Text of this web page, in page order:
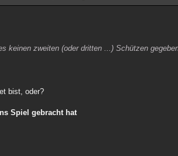
keinen zweiten (oder dritten ...) Schützen
bist, oder?
Spiel gebracht hat